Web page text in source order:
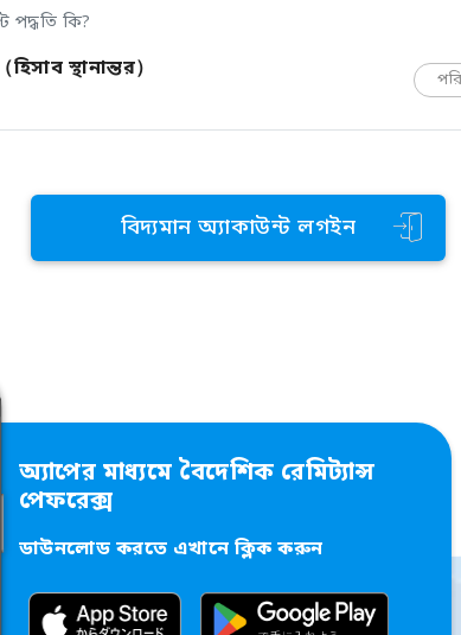
পদ্ধতি কি?
স্থানান্তর）
বিদ্যমান অ্যাকাউন্ট লগইন
অ্যাপের মাধ্যমে বৈদেশিক রেমিট্যান্স
পেফরেক্স
ডাউনলোড করতে এখানে ক্লিক করুন